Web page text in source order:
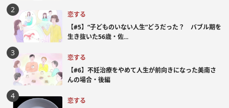
恋する
【#5】“子どものいない人生”どうだった？ バブル期を
生き抜いた56歳・佐...
恋する
【#6】不妊治療をやめて人生が前向きになった美南さ
んの場合・後編
恋する